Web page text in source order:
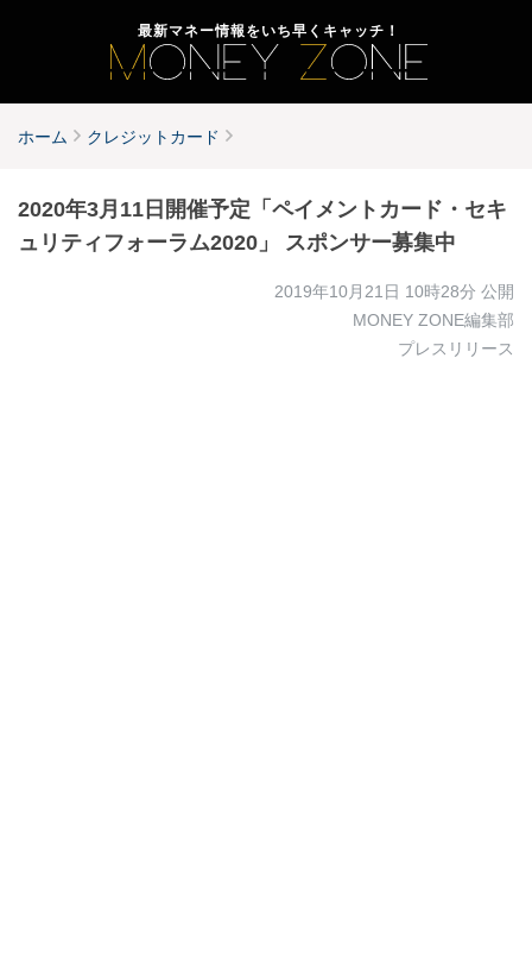
最新マネー情報をいち早くキャッチ！
ホーム クレジットカード
2020年3月11日開催予定「ペイメントカード・セキ
ュリティフォーラム2020」 スポンサー募集中
2019年10月21日 10時28分 公開
MONEY ZONE編集部
プレスリリース